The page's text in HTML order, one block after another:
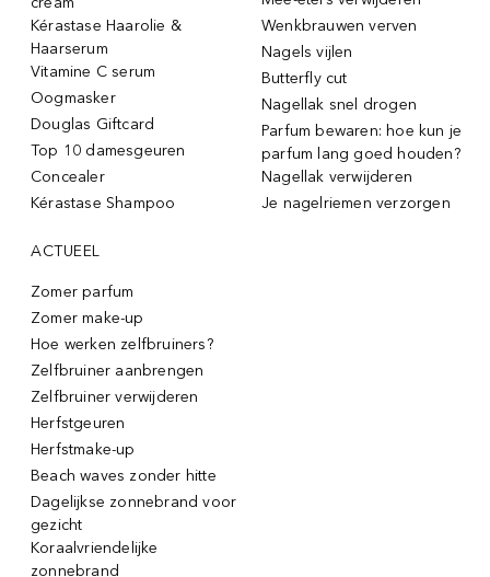
Kérastase Haarolie &
Haarserum
Vitamine C serum
Oogmasker
Douglas Giftcard
Top 10 damesgeuren
Concealer
Kérastase Shampoo
Wenkbrauwen verven
Nagels vijlen
Butterfly cut
Nagellak snel drogen
Parfum bewaren: hoe kun je
parfum lang goed houden?
Nagellak verwijderen
Je nagelriemen verzorgen
ACTUEEL
Zomer parfum
Zomer make-up
Hoe werken zelfbruiners?
Zelfbruiner aanbrengen
Zelfbruiner verwijderen
Herfstgeuren
Herfstmake-up
Beach waves zonder hitte
Dagelijkse zonnebrand voor
gezicht
Koraalvriendelijke
zonnebrand